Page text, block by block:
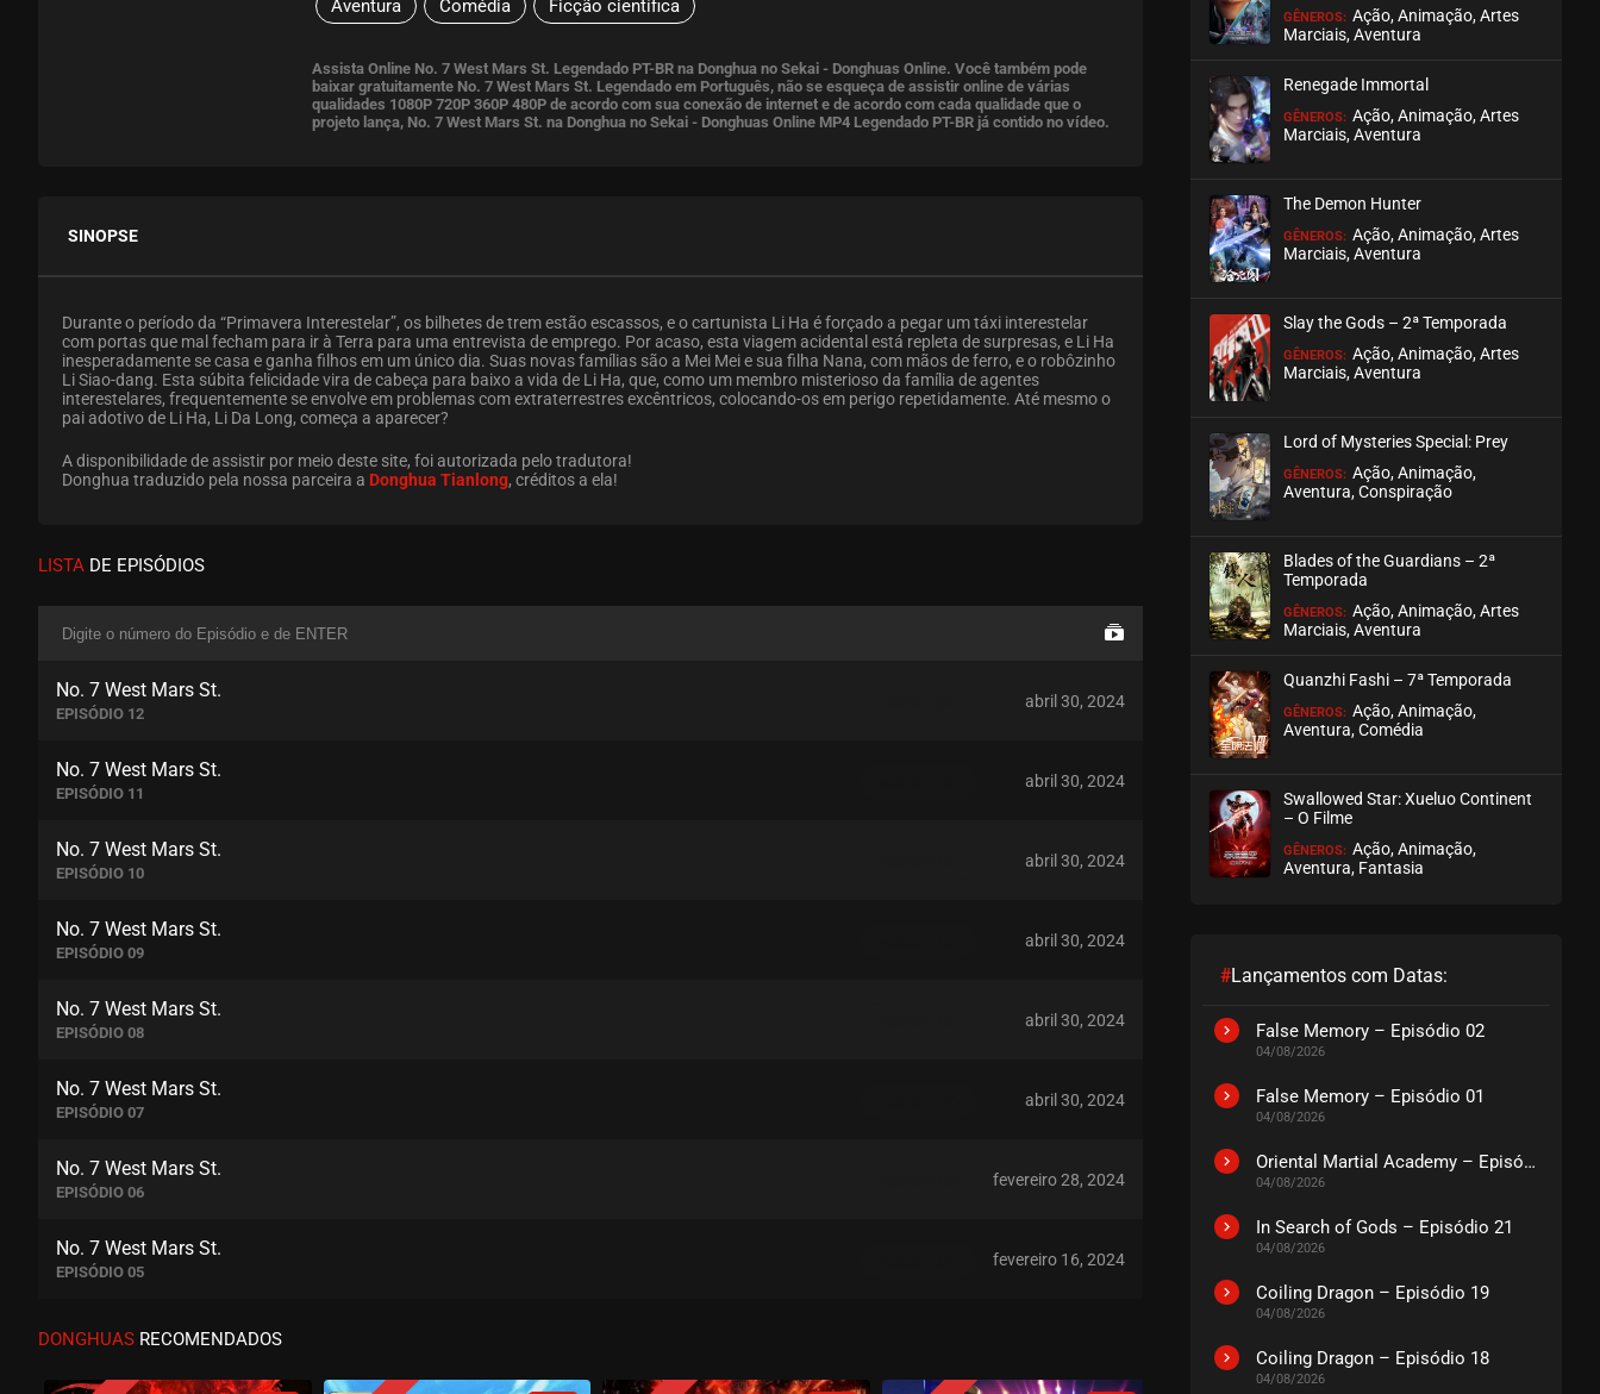
Aventura Comédia Ficção científica
Assista Online No. 7 West Mars St. Legendado PT-BR na Donghua no Sekai - Donghuas Online. Você também pode
baixar gratuitamente No. 7 West Mars St. Legendado em Português, não se esqueça de assistir online de várias
qualidades 1080P 720P 360P 480P de acordo com sua conexão de internet e de acordo com cada qualidade que o
projeto lança, No. 7 West Mars St. na Donghua no Sekai - Donghuas Online MP4 Legendado PT-BR já contido no vídeo.
SINOPSE
Durante o período da “Primavera Interestelar”, os bilhetes de trem estão escassos, e o cartunista Li Ha é forçado a pegar um táxi interestelar
com portas que mal fecham para ir à Terra para uma entrevista de emprego. Por acaso, esta viagem acidental está repleta de surpresas, e Li Ha
inesperadamente se casa e ganha filhos em um único dia. Suas novas famílias são a Mei Mei e sua filha Nana, com mãos de ferro, e o robôzinho
Li Siao-dang. Esta súbita felicidade vira de cabeça para baixo a vida de Li Ha, que, como um membro misterioso da família de agentes
interestelares, frequentemente se envolve em problemas com extraterrestres excêntricos, colocando-os em perigo repetidamente. Até mesmo o
pai adotivo de Li Ha, Li Da Long, começa a aparecer?
A disponibilidade de assistir por meio deste site, foi autorizada pelo tradutora!
Donghua traduzido pela nossa parceira a Donghua Tianlong, créditos a ela!
LISTA DE EPISÓDIOS
No. 7 West Mars St.
EPISÓDIO 12
abril 30, 2024
No. 7 West Mars St.
EPISÓDIO 11
abril 30, 2024
No. 7 West Mars St.
EPISÓDIO 10
abril 30, 2024
No. 7 West Mars St.
EPISÓDIO 09
abril 30, 2024
No. 7 West Mars St.
EPISÓDIO 08
abril 30, 2024
No. 7 West Mars St.
EPISÓDIO 07
abril 30, 2024
No. 7 West Mars St.
EPISÓDIO 06
fevereiro 28, 2024
No. 7 West Mars St.
EPISÓDIO 05
fevereiro 16, 2024
No. 7 West Mars St.
DONGHUAS RECOMENDADOS
GÊNEROS: Ação, Animação, Artes
Marciais, Aventura
Renegade Immortal
GÊNEROS: Ação, Animação, Artes
Marciais, Aventura
The Demon Hunter
GÊNEROS: Ação, Animação, Artes
Marciais, Aventura
Slay the Gods – 2ª Temporada
GÊNEROS: Ação, Animação, Artes
Marciais, Aventura
Lord of Mysteries Special: Prey
GÊNEROS: Ação, Animação,
Aventura, Conspiração
Blades of the Guardians – 2ª
Temporada
GÊNEROS: Ação, Animação, Artes
Marciais, Aventura
Quanzhi Fashi – 7ª Temporada
GÊNEROS: Ação, Animação,
Aventura, Comédia
Swallowed Star: Xueluo Continent
– O Filme
GÊNEROS: Ação, Animação,
Aventura, Fantasia
#Lançamentos com Datas:
False Memory – Episódio 02
04/08/2026
False Memory – Episódio 01
04/08/2026
Oriental Martial Academy – Episódio 03
04/08/2026
In Search of Gods – Episódio 21
04/08/2026
Coiling Dragon – Episódio 19
04/08/2026
Coiling Dragon – Episódio 18
04/08/2026